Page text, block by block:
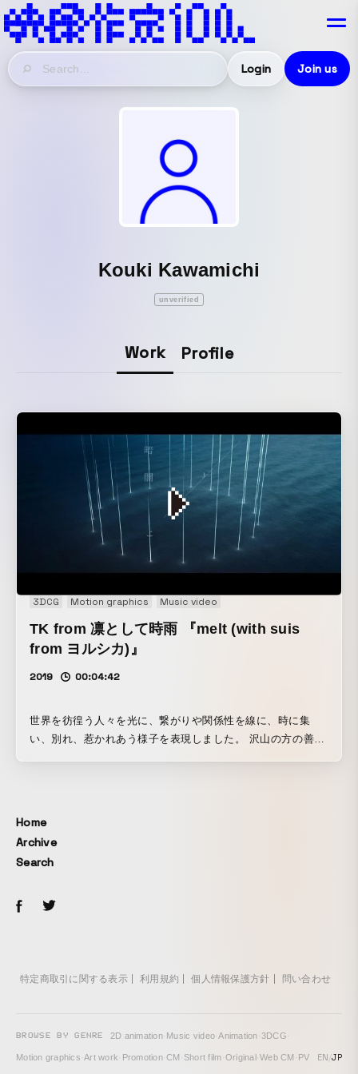
Login Join us
Kouki Kawamichi
unverified
Work Profile
3DCG Motion graphics Music video
TK from 凛として時雨 『melt (with suis
from ヨルシカ)』
2019 00:04:42
世界を彷徨う人々を光に、繋がりや関係性を線に、時に集
い、別れ、惹かれあう様子を表現しました。 沢山の方の善意
Home
Archive
Search
特定商取引に関する表示 利用規約 個人情報保護方針 問い合わせ
BROWSE BY GENRE 2D animation· Music video·Animation·3DCG·
Motion graphics·Art work· Promotion·CM · Short film·Original ·Web CM · PV EN/JP